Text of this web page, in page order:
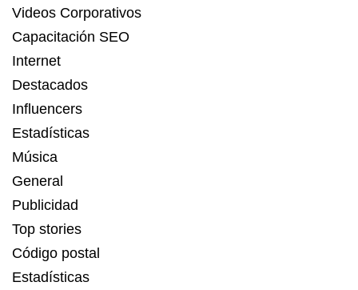
Videos Corporativos
Capacitación SEO
Internet
Destacados
Influencers
Estadísticas
Música
General
Publicidad
Top stories
Código postal
Estadísticas